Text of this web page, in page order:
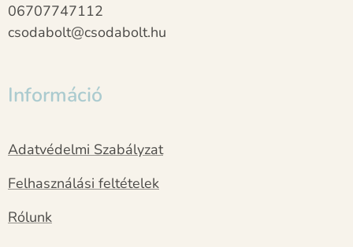
06707747112
csodabolt@csodabolt.hu
Információ
Adatvédelmi Szabályzat
Felhasználási feltételek
Rólunk